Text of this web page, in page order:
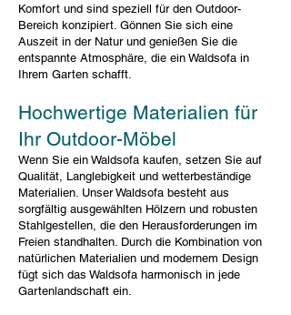
Komfort und sind speziell für den Outdoor-
Bereich konzipiert. Gönnen Sie sich eine
Auszeit in der Natur und genießen Sie die
entspannte Atmosphäre, die ein Waldsofa in
Ihrem Garten schafft.
Hochwertige Materialien für
Ihr Outdoor-Möbel
Wenn Sie ein Waldsofa kaufen, setzen Sie auf
Qualität, Langlebigkeit und wetterbeständige
Materialien. Unser Waldsofa besteht aus
sorgfältig ausgewählten Hölzern und robusten
Stahlgestellen, die den Herausforderungen im
Freien standhalten. Durch die Kombination von
natürlichen Materialien und modernem Design
fügt sich das Waldsofa harmonisch in jede
Gartenlandschaft ein.